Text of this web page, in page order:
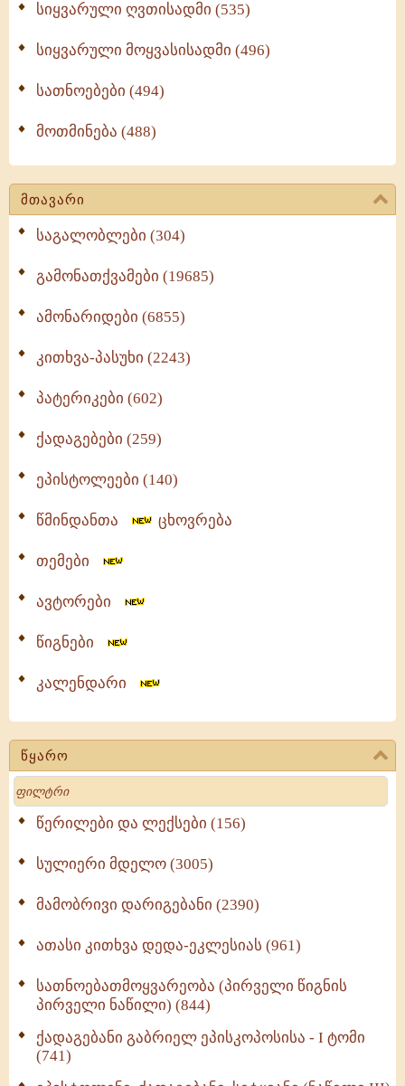
სიყვარული ღვთისადმი (535)
სიყვარული მოყვასისადმი (496)
სათნოებები (494)
მოთმინება (488)
მთავარი
საგალობლები (304)
გამონათქვამები (19685)
ამონარიდები (6855)
კითხვა-პასუხი (2243)
პატერიკები (602)
ქადაგებები (259)
ეპისტოლეები (140)
წმინდანთა ცხოვრება
თემები
ავტორები
წიგნები
კალენდარი
წყარო
Search
წერილები და ლექსები (156)
სულიერი მდელო (3005)
მამობრივი დარიგებანი (2390)
ათასი კითხვა დედა-ეკლესიას (961)
სათნოებათმოყვარეობა (პირველი წიგნის
პირველი ნაწილი) (844)
ქადაგებანი გაბრიელ ეპისკოპოსისა - I ტომი
(741)